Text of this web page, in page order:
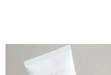
Neuseeland